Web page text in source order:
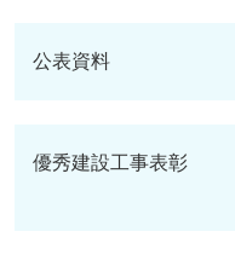
公表資料
優秀建設工事表彰